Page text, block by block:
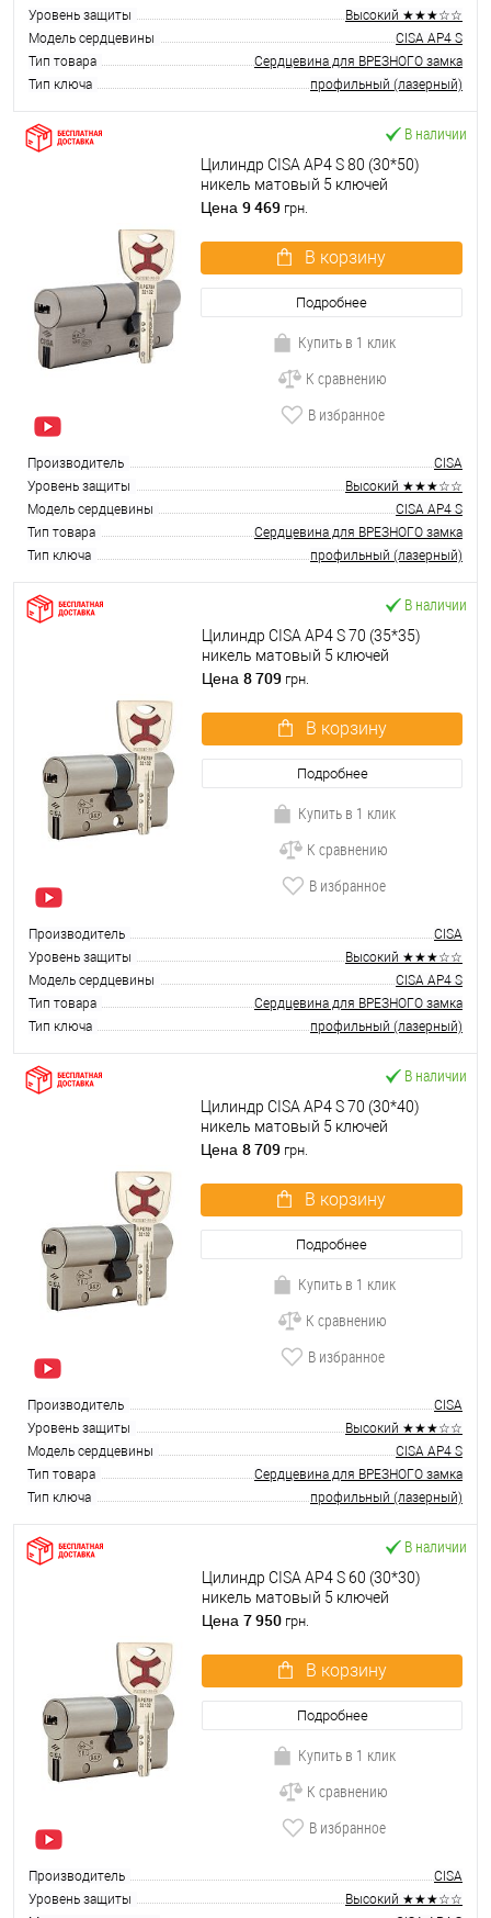
Уровень защиты
Высокий ★★★☆☆
Модель сердцевины
CISA AP4 S
Тип товара
Сердцевина для ВРЕЗНОГО замка
Тип ключа
профильный (лазерный)
В наличии
Цилиндр CISA AP4 S 80 (30*50)
никель матовый 5 ключей
Цена 9 469 грн.
В корзину
Подробнее
Купить в 1 клик
К сравнению
В избранное
Производитель
CISA
Уровень защиты
Высокий ★★★☆☆
Модель сердцевины
CISA AP4 S
Тип товара
Сердцевина для ВРЕЗНОГО замка
Тип ключа
профильный (лазерный)
В наличии
Цилиндр CISA AP4 S 70 (35*35)
никель матовый 5 ключей
Цена 8 709 грн.
В корзину
Подробнее
Купить в 1 клик
К сравнению
В избранное
Производитель
CISA
Уровень защиты
Высокий ★★★☆☆
Модель сердцевины
CISA AP4 S
Тип товара
Сердцевина для ВРЕЗНОГО замка
Тип ключа
профильный (лазерный)
В наличии
Цилиндр CISA AP4 S 70 (30*40)
никель матовый 5 ключей
Цена 8 709 грн.
В корзину
Подробнее
Купить в 1 клик
К сравнению
В избранное
Производитель
CISA
Уровень защиты
Высокий ★★★☆☆
Модель сердцевины
CISA AP4 S
Тип товара
Сердцевина для ВРЕЗНОГО замка
Тип ключа
профильный (лазерный)
В наличии
Цилиндр CISA AP4 S 60 (30*30)
никель матовый 5 ключей
Цена 7 950 грн.
В корзину
Подробнее
Купить в 1 клик
К сравнению
В избранное
Производитель
CISA
Уровень защиты
Высокий ★★★☆☆